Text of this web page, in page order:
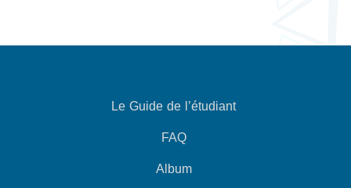
Le Guide de l’étudiant
FAQ
Album